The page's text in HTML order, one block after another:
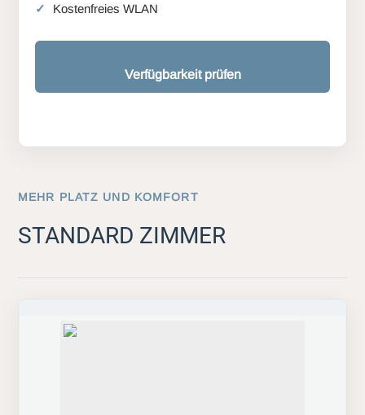
Kostenfreies WLAN
Verfügbarkeit prüfen
MEHR PLATZ UND KOMFORT
STANDARD ZIMMER